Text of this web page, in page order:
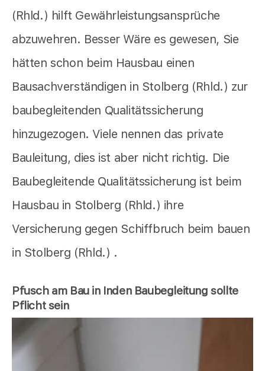
(Rhld.) hilft Gewährleistungsansprüche
abzuwehren. Besser Wäre es gewesen, Sie
hätten schon beim Hausbau einen
Bausachverständigen in Stolberg (Rhld.) zur
baubegleitenden Qualitätssicherung
hinzugezogen. Viele nennen das private
Bauleitung, dies ist aber nicht richtig. Die
Baubegleitende Qualitätssicherung ist beim
Hausbau in Stolberg (Rhld.) ihre
Versicherung gegen Schiffbruch beim bauen
in Stolberg (Rhld.) .
Pfusch am Bau in Inden Baubegleitung sollte
Pflicht sein